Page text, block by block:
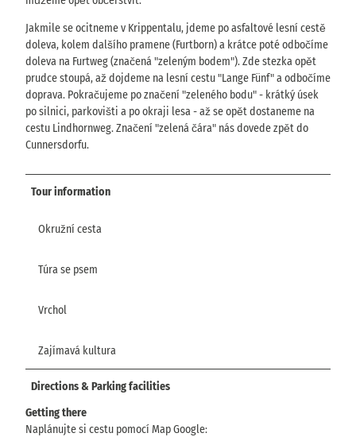
Jakmile se ocitneme v Krippentalu, jdeme po asfaltové lesní cestě
doleva, kolem dalšího pramene (Furtborn) a krátce poté odbočíme
doleva na Furtweg (značená "zeleným bodem"). Zde stezka opět
prudce stoupá, až dojdeme na lesní cestu "Lange Fünf" a odbočíme
doprava. Pokračujeme po značení "zeleného bodu" - krátký úsek
po silnici, parkovišti a po okraji lesa - až se opět dostaneme na
cestu Lindhornweg. Značení "zelená čára" nás dovede zpět do
Cunnersdorfu.
Tour information
Okružní cesta
Túra se psem
Vrchol
Zajímavá kultura
Directions & Parking facilities
Getting there
Naplánujte si cestu pomocí Map Google: